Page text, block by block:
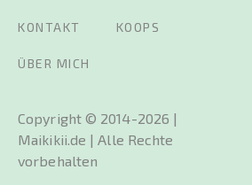
Copyright © 2014-2026 |
Maikikii.de | Alle Rechte
vorbehalten
KONTAKT KOOPS
ÜBER MICH